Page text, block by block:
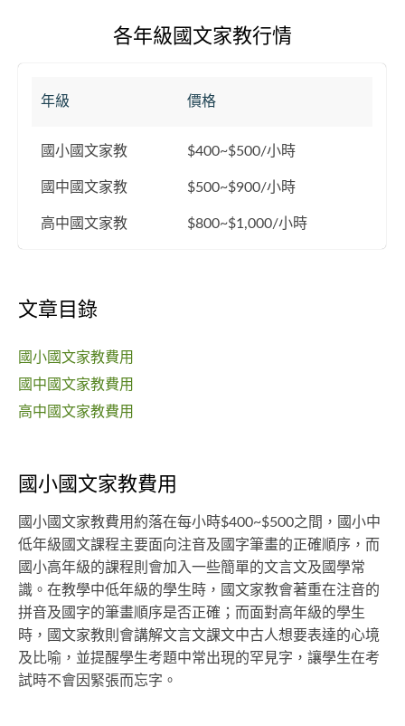
各年級國文家教行情
年級 價格
國小國文家教 $400~$500/小時
國中國文家教 $500~$900/小時
高中國文家教 $800~$1,000/小時
文章目錄
國小國文家教費用
國中國文家教費用
高中國文家教費用
國小國文家教費用
國小國文家教費用約落在每小時$400~$500之間，國小中
低年級國文課程主要面向注音及國字筆畫的正確順序，而
國小高年級的課程則會加入一些簡單的文言文及國學常
識。在教學中低年級的學生時，國文家教會著重在注音的
拼音及國字的筆畫順序是否正確；而面對高年級的學生
時，國文家教則會講解文言文課文中古人想要表達的心境
及比喻，並提醒學生考題中常出現的罕見字，讓學生在考
試時不會因緊張而忘字。